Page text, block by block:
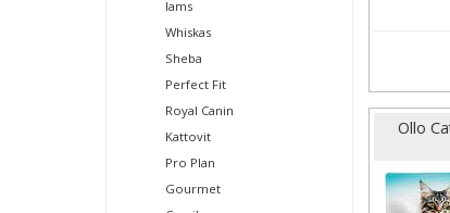
Ollo
Iams
Whiskas
Sheba
Perfect Fit
Royal Canin
Kattovit
Pro Plan
Gourmet